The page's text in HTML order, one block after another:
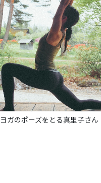
ヨガのポーズをとる真里子さん